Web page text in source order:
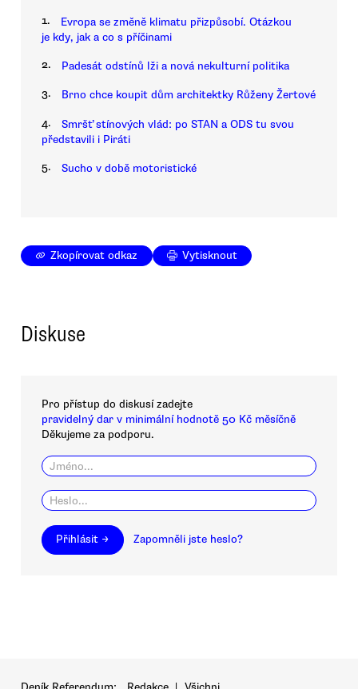
1.
Evropa se změně klimatu přizpůsobí. Otázkou
je kdy, jak a co s příčinami
2. Padesát odstínů lži a nová nekulturní politika
3. Brno chce koupit dům architektky Růženy Žertové
4.
Smršť stínových vlád: po STAN a ODS tu svou
představili i Piráti
5. Sucho v době motoristické
Zkopírovat odkaz Vytisknout
Diskuse
Pro přístup do diskusí zadejte
pravidelný dar v minimální hodnotě 50 Kč měsíčně
Děkujeme za podporu.
Přihlásit → Zapomněli jste heslo?